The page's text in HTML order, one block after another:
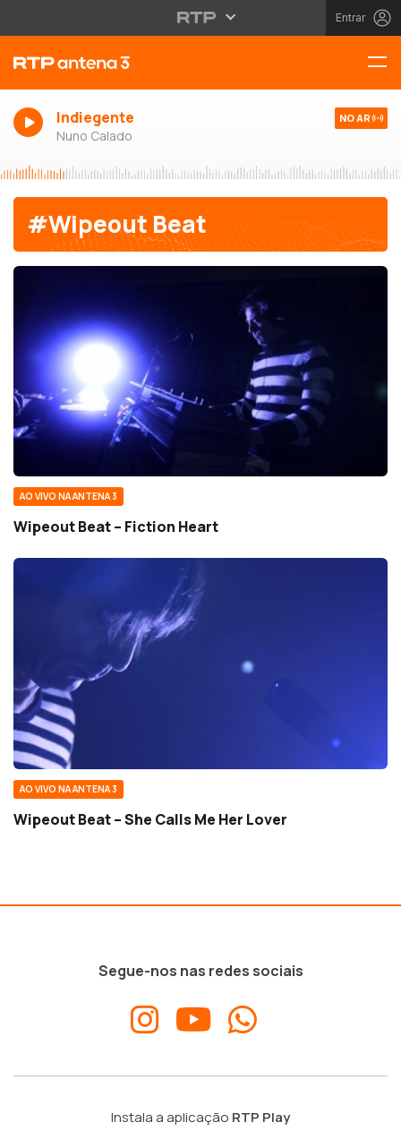
Entrar
Indiegente
Nuno Calado
NO AR
#Wipeout Beat
AO VIVO NA ANTENA 3
Wipeout Beat – Fiction Heart
AO VIVO NA ANTENA 3
Wipeout Beat – She Calls Me Her Lover
Segue-nos nas redes sociais
Instala a aplicação RTP Play